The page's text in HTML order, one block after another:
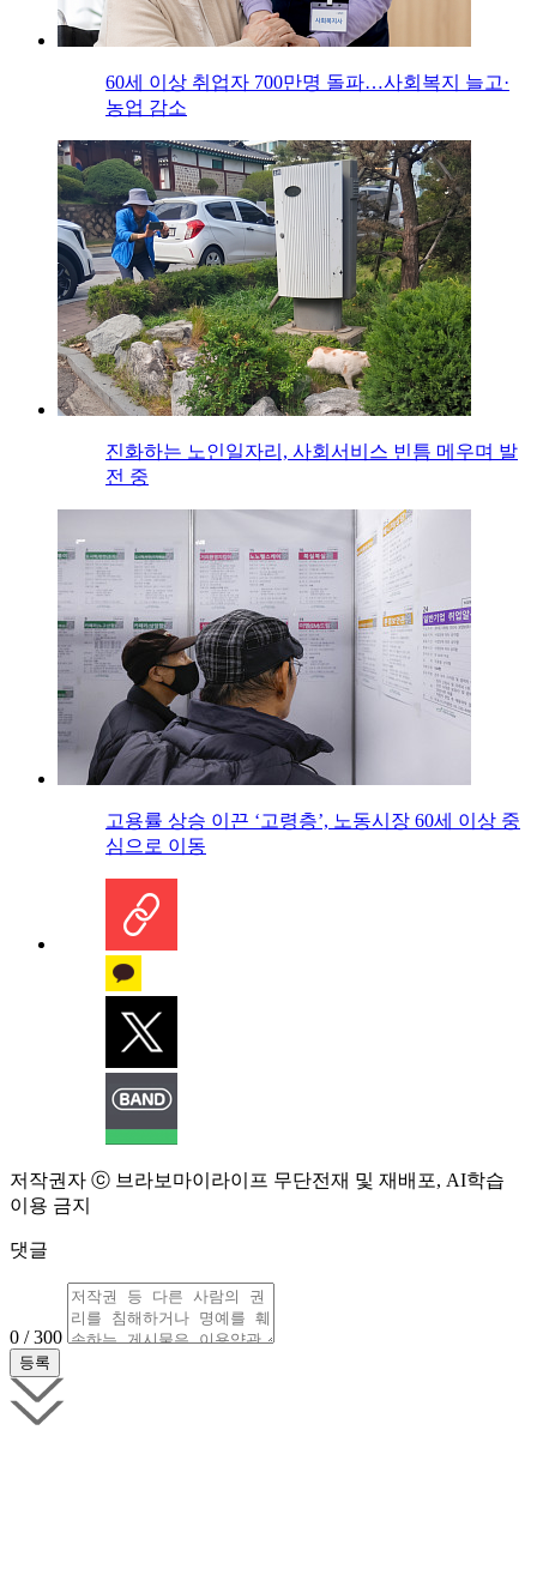
60세 이상 취업자 700만명 돌파…사회복지 늘고·
농업 감소
진화하는 노인일자리, 사회서비스 빈틈 메우며 발
전 중
고용률 상승 이끈 ‘고령층’, 노동시장 60세 이상 중
심으로 이동
저작권자 ⓒ 브라보마이라이프 무단전재 및 재배포, AI학습
이용 금지
댓글
0 / 300